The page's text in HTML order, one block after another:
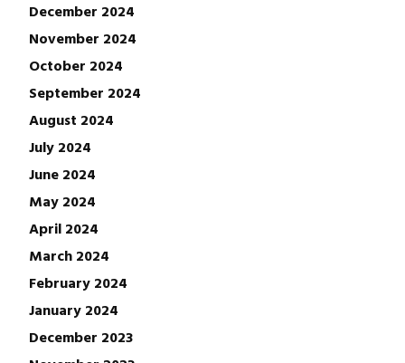
December 2024
November 2024
October 2024
September 2024
August 2024
July 2024
June 2024
May 2024
April 2024
March 2024
February 2024
January 2024
December 2023